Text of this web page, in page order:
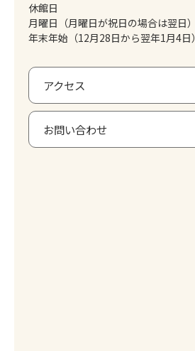
休館日
月曜日（月曜日が祝日の場合は翌日）
年末年始（12月28日から翌年1月4日）
アクセス
お問い合わせ